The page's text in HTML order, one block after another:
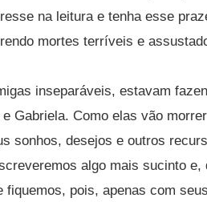
na leitura e tenha esse
mortes terríveis e
inseparáveis, estavam
Gabriela. Como elas vão
sonhos, desejos e outros
algo mais sucinto e,
fiquemos, pois, apenas com seus